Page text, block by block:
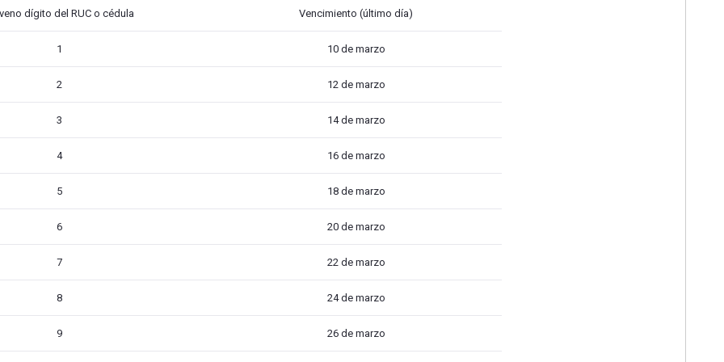
dígito del RUC o cédula Vencimiento (último día)
1 10 de marzo
2 12 de marzo
3 14 de marzo
4 16 de marzo
5 18 de marzo
6 20 de marzo
7 22 de marzo
8 24 de marzo
9 26 de marzo